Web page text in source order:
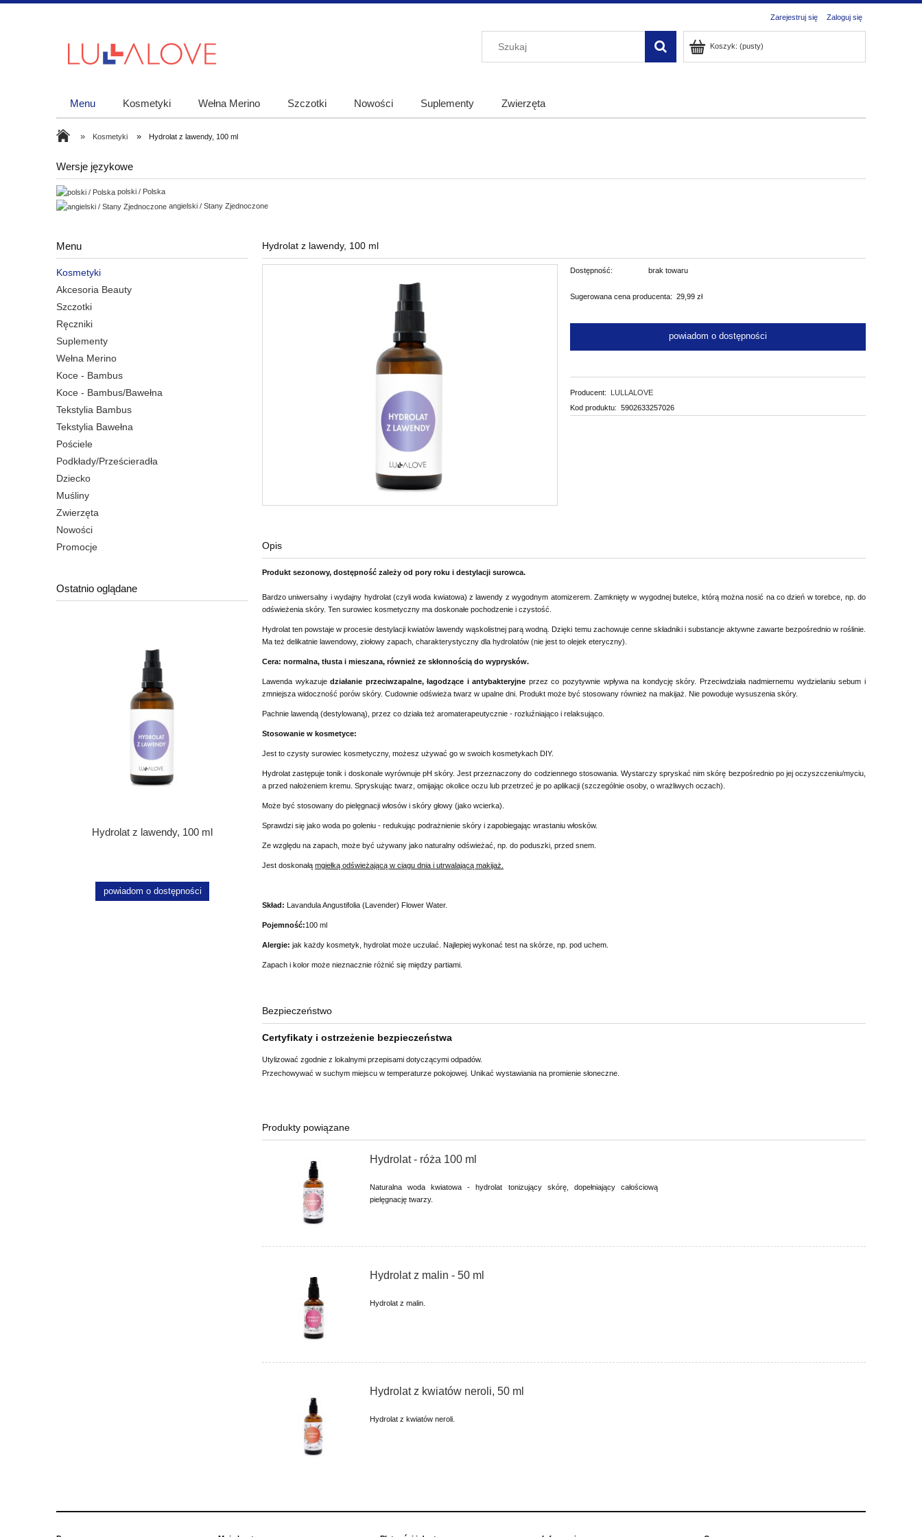
Zarejestruj się Zaloguj się
Koszyk: (pusty)
Menu Kosmetyki Wełna Merino Szczotki Nowości Suplementy Zwierzęta
» Kosmetyki » Hydrolat z lawendy, 100 ml
Wersje językowe
polski / Polska
angielski / Stany Zjednoczone
Menu
Kosmetyki
Akcesoria Beauty
Szczotki
Ręczniki
Suplementy
Wełna Merino
Koce - Bambus
Koce - Bambus/Bawełna
Tekstylia Bambus
Tekstylia Bawełna
Pościele
Podkłady/Prześcieradła
Dziecko
Muśliny
Zwierzęta
Nowości
Promocje
Ostatnio oglądane
Hydrolat z lawendy, 100 ml
powiadom o dostępności
Hydrolat z lawendy, 100 ml
Dostępność: brak towaru
Sugerowana cena producenta: 29,99 zł
powiadom o dostępności
Producent:
LULLALOVE
Kod produktu: 5902633257026
Opis
Produkt sezonowy, dostępność zależy od pory roku i destylacji surowca.
Bardzo uniwersalny i wydajny hydrolat (czyli woda kwiatowa) z lawendy z wygodnym atomizerem. Zamknięty w wygodnej butelce, którą można nosić na co dzień w torebce, np. do
odświeżenia skóry. Ten surowiec kosmetyczny ma doskonałe pochodzenie i czystość.
Hydrolat ten powstaje w procesie destylacji kwiatów lawendy wąskolistnej parą wodną. Dzięki temu zachowuje cenne składniki i substancje aktywne zawarte bezpośrednio w roślinie.
Ma też delikatnie lawendowy, ziołowy zapach, charakterystyczny dla hydrolatów (nie jest to olejek eteryczny).
Cera: normalna, tłusta i mieszana, również ze skłonnością do wyprysków.
Lawenda wykazujedziałanie przeciwzapalne, łagodzące i antybakteryjne przez co pozytywnie wpływa na kondycję skóry. Przeciwdziała nadmiernemu wydzielaniu sebum i
zmniejsza widoczność porów skóry. Cudownie odświeża twarz w upalne dni. Produkt może być stosowany również na makijaż. Nie powoduje wysuszenia skóry.
Pachnie lawendą (destylowaną), przez co działa też aromaterapeutycznie - rozluźniająco i relaksująco.
Stosowanie w kosmetyce:
Jest to czysty surowiec kosmetyczny, możesz używać go w swoich kosmetykach DIY.
Hydrolat zastępuje tonik i doskonale wyrównuje pH skóry. Jest przeznaczony do codziennego stosowania. Wystarczy spryskać nim skórę bezpośrednio po jej oczyszczeniu/myciu,
a przed nałożeniem kremu. Spryskując twarz, omijając okolice oczu lub przetrzeć je po aplikacji (szczególnie osoby, o wrażliwych oczach).
Może być stosowany do pielęgnacji włosów i skóry głowy (jako wcierka).
Sprawdzi się jako woda po goleniu - redukując podrażnienie skóry i zapobiegając wrastaniu włosków.
Ze względu na zapach, może być używany jako naturalny odświeżać, np. do poduszki, przed snem.
Jest doskonałą mgiełką odświeżającą w ciągu dnia i utrwalającą makijaż.
Skład: Lavandula Angustifolia (Lavender) Flower Water.
Pojemność:100 ml
Alergie: jak każdy kosmetyk, hydrolat może uczulać. Najlepiej wykonać test na skórze, np. pod uchem.
Zapach i kolor może nieznacznie różnić się między partiami.
Bezpieczeństwo
Certyfikaty i ostrzeżenie bezpieczeństwa
Utylizować zgodnie z lokalnymi przepisami dotyczącymi odpadów.
Przechowywać w suchym miejscu w temperaturze pokojowej. Unikać wystawiania na promienie słoneczne.
Produkty powiązane
Hydrolat - róża 100 ml
Naturalna woda kwiatowa - hydrolat tonizujący skórę, dopełniający całościową
pielęgnację twarzy.
Hydrolat z malin - 50 ml
Hydrolat z malin.
Hydrolat z kwiatów neroli, 50 ml
Hydrolat z kwiatów neroli.